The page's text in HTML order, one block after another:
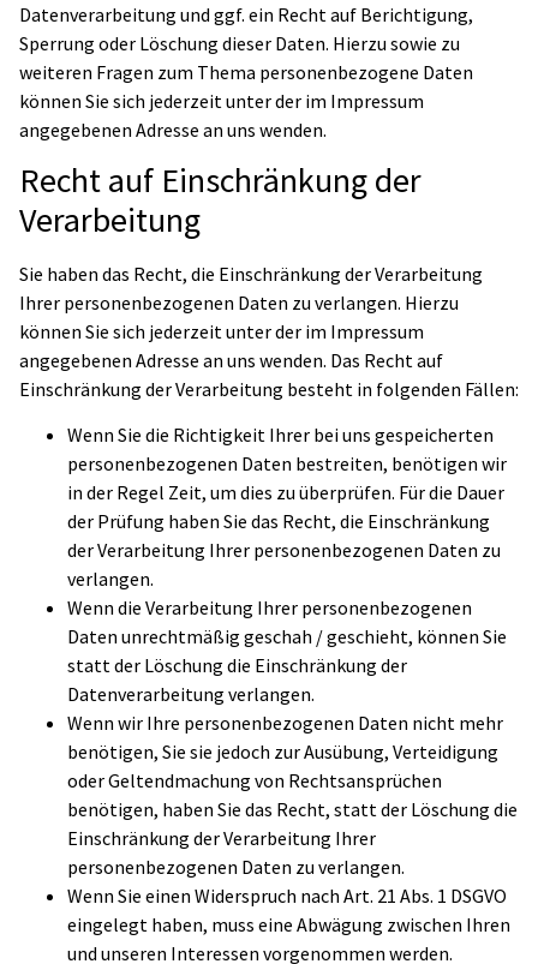
Datenverarbeitung und ggf. ein Recht auf Berichtigung,
Sperrung oder Löschung dieser Daten. Hierzu sowie zu
weiteren Fragen zum Thema personenbezogene Daten
können Sie sich jederzeit unter der im Impressum
angegebenen Adresse an uns wenden.
Recht auf Einschränkung der
Verarbeitung
Sie haben das Recht, die Einschränkung der Verarbeitung
Ihrer personenbezogenen Daten zu verlangen. Hierzu
können Sie sich jederzeit unter der im Impressum
angegebenen Adresse an uns wenden. Das Recht auf
Einschränkung der Verarbeitung besteht in folgenden Fällen:
Wenn Sie die Richtigkeit Ihrer bei uns gespeicherten
personenbezogenen Daten bestreiten, benötigen wir
in der Regel Zeit, um dies zu überprüfen. Für die Dauer
der Prüfung haben Sie das Recht, die Einschränkung
der Verarbeitung Ihrer personenbezogenen Daten zu
verlangen.
Wenn die Verarbeitung Ihrer personenbezogenen
Daten unrechtmäßig geschah / geschieht, können Sie
statt der Löschung die Einschränkung der
Datenverarbeitung verlangen.
Wenn wir Ihre personenbezogenen Daten nicht mehr
benötigen, Sie sie jedoch zur Ausübung, Verteidigung
oder Geltendmachung von Rechtsansprüchen
benötigen, haben Sie das Recht, statt der Löschung die
Einschränkung der Verarbeitung Ihrer
personenbezogenen Daten zu verlangen.
Wenn Sie einen Widerspruch nach Art. 21 Abs. 1 DSGVO
eingelegt haben, muss eine Abwägung zwischen Ihren
und unseren Interessen vorgenommen werden.